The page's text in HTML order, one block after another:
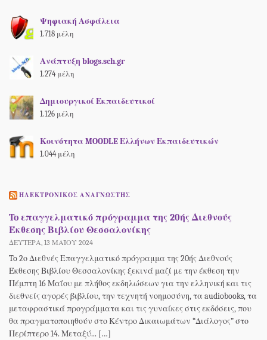
Ψηφιακή Ασφάλεια
1.718 μέλη
Ανάπτυξη blogs.sch.gr
1.274 μέλη
Δημιουργικοί Εκπαιδευτικοί
1.126 μέλη
Κοινότητα MOODLE Ελλήνων Εκπαιδευτικών
1.044 μέλη
ΗΛΕΚΤΡΟΝΙΚΌΣ ΑΝΑΓΝΏΣΤΗΣ
To επαγγελματικό πρόγραμμα της 20ής Διεθνούς
Έκθεσης Βιβλίου Θεσσαλονίκης
ΔΕΥΤΈΡΑ, 13 ΜΑΪ́ΟΥ 2024
To 2ο Διεθνές Επαγγελματικό πρόγραμμα της 20ής Διεθνούς
Έκθεσης Βιβλίου Θεσσαλονίκης ξεκινά μαζί με την έκθεση την
Πέμπτη 16 Μαΐου με πλήθος εκδηλώσεων για την ελληνική και τις
διεθνείς αγορές βιβλίου, την τεχνητή νοημοσύνη, τα audiobooks, τα
μεταφραστικά προγράμματα και τις γυναίκες στις εκδόσεις, που
θα πραγματοποιηθούν στο Κέντρο Δικαιωμάτων “Διάλογος” στο
Περίπτερο 14. Μεταξύ... […]